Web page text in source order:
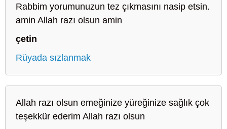
Rabbim yorumunuzun tez çıkmasını nasip etsin.
amin Allah razı olsun amin
çetin
Rüyada sızlanmak
Allah razı olsun emeğinize yüreğinize sağlık çok
teşekkür ederim Allah razı olsun